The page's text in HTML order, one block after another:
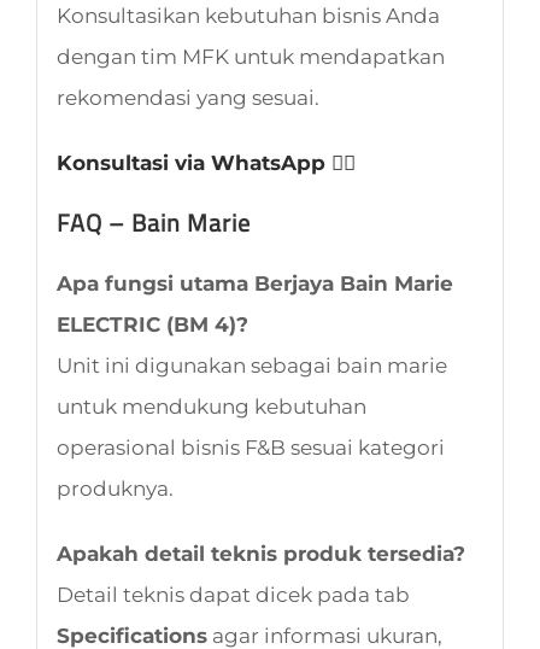
Konsultasikan kebutuhan bisnis Anda
dengan tim MFK untuk mendapatkan
rekomendasi yang sesuai.
Konsultasi via WhatsApp 👈🏻
FAQ – Bain Marie
Apa fungsi utama Berjaya Bain Marie
ELECTRIC (BM 4)?
Unit ini digunakan sebagai bain marie
untuk mendukung kebutuhan
operasional bisnis F&B sesuai kategori
produknya.
Apakah detail teknis produk tersedia?
Detail teknis dapat dicek pada tab
Specificationsagar informasi ukuran,